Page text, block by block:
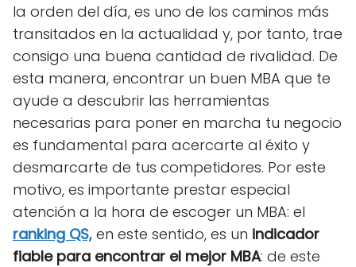
la orden del día, es uno de los caminos más
transitados en la actualidad y, por tanto, trae
consigo una buena cantidad de rivalidad. De
esta manera, encontrar un buen MBA que te
ayude a descubrir las herramientas
necesarias para poner en marcha tu negocio
es fundamental para acercarte al éxito y
desmarcarte de tus competidores. Por este
motivo, es importante prestar especial
atención a la hora de escoger un MBA: el
ranking QS, en este sentido, es un indicador
fiable para encontrar el mejor MBA: de este